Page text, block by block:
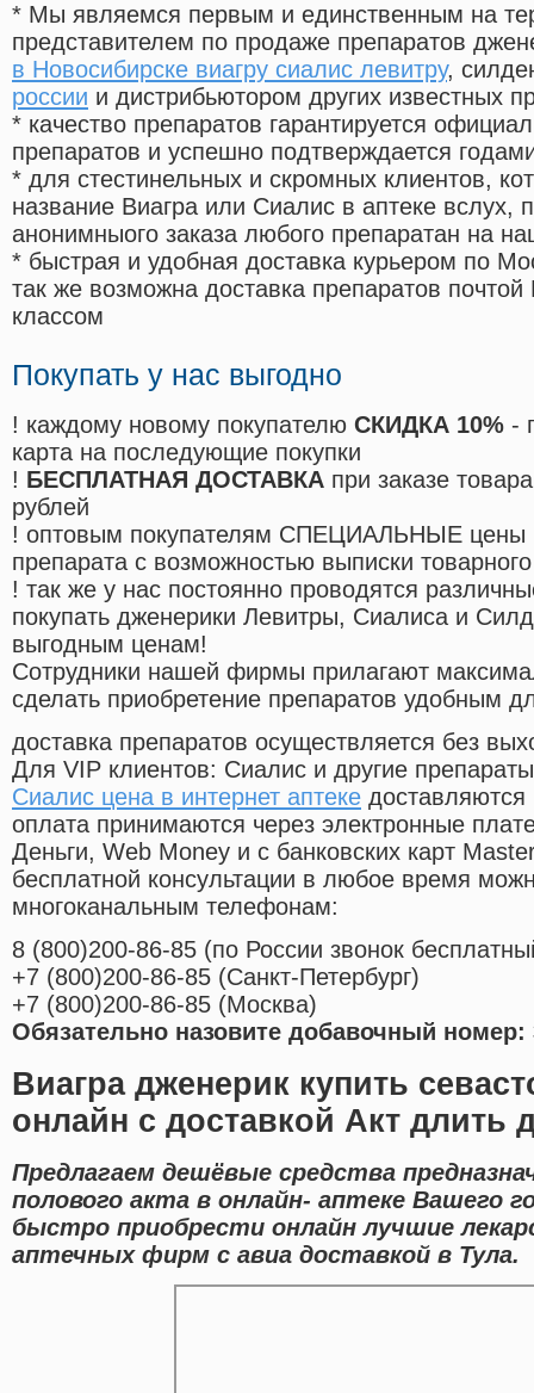
* Мы являемся первым и единственным на
представителем по продаже препаратов
в Новосибирске виагру сиалис левитру,
россии и дистрибьютором других известных
* качество препаратов гарантируется
препаратов и успешно подтверждается
* для стестинельных и скромных клиентов,
название Виагра или Сиалис в аптеке вслух,
анонимныого заказа любого препаратан на
* быстрая и удобная доставка курьером по
так же возможна доставка препаратов
классом
Покупать у нас выгодно
! каждому новому покупателю СКИДКА 10% -
карта на последующие покупки
! БЕСПЛАТНАЯ ДОСТАВКА при заказе
рублей
! оптовым покупателям СПЕЦИАЛЬНЫЕ цены
препарата с возможностью выписки
! так же у нас постоянно проводятся
покупать дженерики Левитры, Сиалиса и
выгодным ценам!
Cотрудники нашей фирмы прилагают
сделать приобретение препаратов удобным
доставка препаратов осуществляется без
Для VIP клиентов: Сиалис и другие
Сиалис цена в интернет аптеке доставляются
оплата принимаются через электронные
Деньги, Web Money и с банковских карт
бесплатной консультации в любое время
многоканальным телефонам:
8 (800)200-86-85 (по России звонок
+7 (800)200-86-85 (Санкт-Петербург)
+7 (800)200-86-85 (Москва)
Обязательно назовите добавочный номер:
Виагра дженерик купить
онлайн с доставкой Акт длить
Предлагаем дешёвые средства
полового акта в онлайн- аптеке Вашего
быстро приобрести онлайн лучшие
аптечных фирм с авиа доставкой в Тула.